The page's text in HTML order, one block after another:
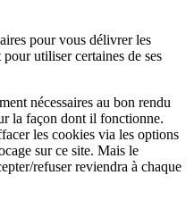
pour vous délivrer les
utiliser certaines de ses
nécessaires au bon rendu
la façon dont il fonctionne.
les cookies via les options
sur ce site. Mais le
refuser reviendra à chaque